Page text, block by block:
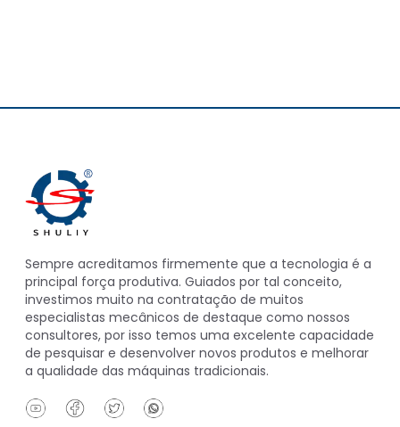
Sempre acreditamos firmemente que a tecnologia é a
principal força produtiva. Guiados por tal conceito,
investimos muito na contratação de muitos
especialistas mecânicos de destaque como nossos
consultores, por isso temos uma excelente capacidade
de pesquisar e desenvolver novos produtos e melhorar
a qualidade das máquinas tradicionais.